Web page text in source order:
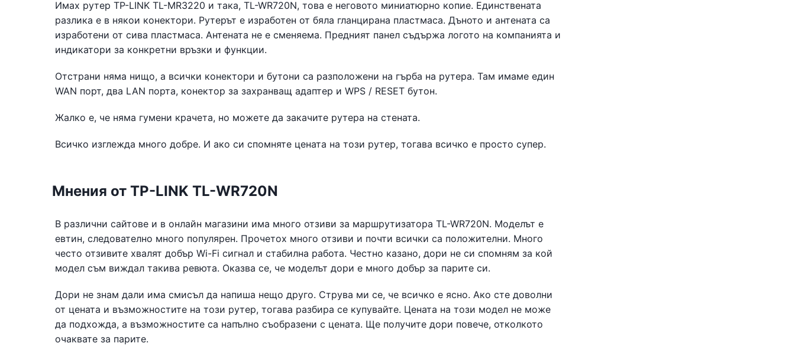
Имах рутер TP-LINK TL-MR3220 и така, TL-WR720N, това е неговото миниатюрно копие. Единствената
разлика е в някои конектори. Рутерът е изработен от бяла гланцирана пластмаса. Дъното и антената са
изработени от сива пластмаса. Антената не е сменяема. Предният панел съдържа логото на компанията и
индикатори за конкретни връзки и функции.
Отстрани няма нищо, а всички конектори и бутони са разположени на гърба на рутера. Там имаме един
WAN порт, два LAN порта, конектор за захранващ адаптер и WPS / RESET бутон.
Жалко е, че няма гумени крачета, но можете да закачите рутера на стената.
Всичко изглежда много добре. И ако си спомняте цената на този рутер, тогава всичко е просто супер.
Мнения от TP-LINK TL-WR720N
В различни сайтове и в онлайн магазини има много отзиви за маршрутизатора TL-WR720N. Моделът е
евтин, следователно много популярен. Прочетох много отзиви и почти всички са положителни. Много
често отзивите хвалят добър Wi-Fi сигнал и стабилна работа. Честно казано, дори не си спомням за кой
модел съм виждал такива ревюта. Оказва се, че моделът дори е много добър за парите си.
Дори не знам дали има смисъл да напиша нещо друго. Струва ми се, че всичко е ясно. Ако сте доволни
от цената и възможностите на този рутер, тогава разбира се купувайте. Цената на този модел не може
да подхожда, а възможностите са напълно съобразени с цената. Ще получите дори повече, отколкото
очаквате за парите.